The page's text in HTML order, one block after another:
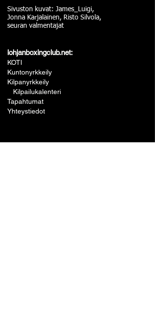
Sivuston kuvat: James_Luigi,
Jonna Karjalainen, Risto Silvola,
seuran valmentajat
lohjanboxingclub.net:
KOTI
Kuntonyrkkeily
Kilpanyrkkeily
Kilpailukalenteri
Tapahtumat
Yhteystiedot